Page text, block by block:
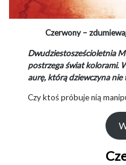
Czerwony –
Dwudziestosześcioletnia
postrzega świat kolorami.
aurę, którą dziewczyna
Czy ktoś próbuje nią